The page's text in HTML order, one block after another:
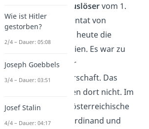
konkrete Auslöservom 1.
Weltkrieg ist das Attentat von
Sarajevo. Sarajevo ist heute die
Hauptstadt von Bosnien. Es war zu
dieser Zeit aber unter
österreichischer Herrschaft. Das
gefiel vielen Menschen dort nicht. Im
Juni 1914 waren der österreichische
Thronfolger Franz-Ferdinand und
Wie ist Hitler
gestorben?
2/4 – Dauer: 05:08
Joseph Goebbels
3/4 – Dauer: 03:51
Josef Stalin
4/4 – Dauer: 04:17